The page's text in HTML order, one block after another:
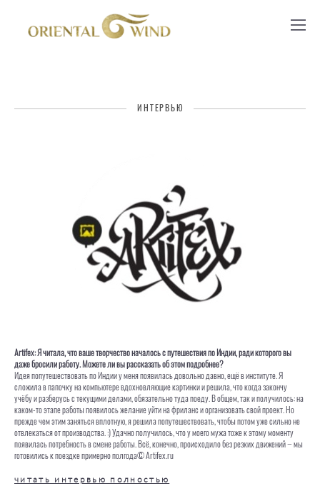
ИНТЕРВЬЮ
Artifex: Я читала, что ваше творчество началось с путешествия по Индии, ради которого вы
даже бросили работу. Можете ли вы рассказать об этом подробнее?
Идея попутешествовать по Индии у меня появилась довольно давно, ещё в институте. Я
сложила в папочку на компьютере вдохновляющие картинки и решила, что когда закончу
учёбу и разберусь с текущими делами, обязательно туда поеду. В общем, так и получилось: на
каком-то этапе работы появилось желание уйти на фриланс и организовать свой проект. Но
прежде чем этим заняться вплотную, я решила попутешествовать, чтобы потом уже сильно не
отвлекаться от производства. :) Удачно получилось, что у моего мужа тоже к этому моменту
появилась потребность в смене работы. Всё, конечно, происходило без резких движений − мы
готовились к поездке примерно полгода© Artifex.ru
читать интервью полностью